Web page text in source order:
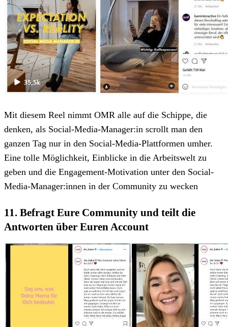
Mit diesem Reel nimmt OMR alle auf die Schippe, die
denken, als Social-Media-Manager:in scrollt man den
ganzen Tag nur in den Social-Media-Plattformen umher.
Eine tolle Möglichkeit, Einblicke in die Arbeitswelt zu
geben und die Engagement-Motivation unter den Social-
Media-Manager:innen in der Community zu wecken
11. Befragt Eure Community und teilt die
Antworten über Euren Account